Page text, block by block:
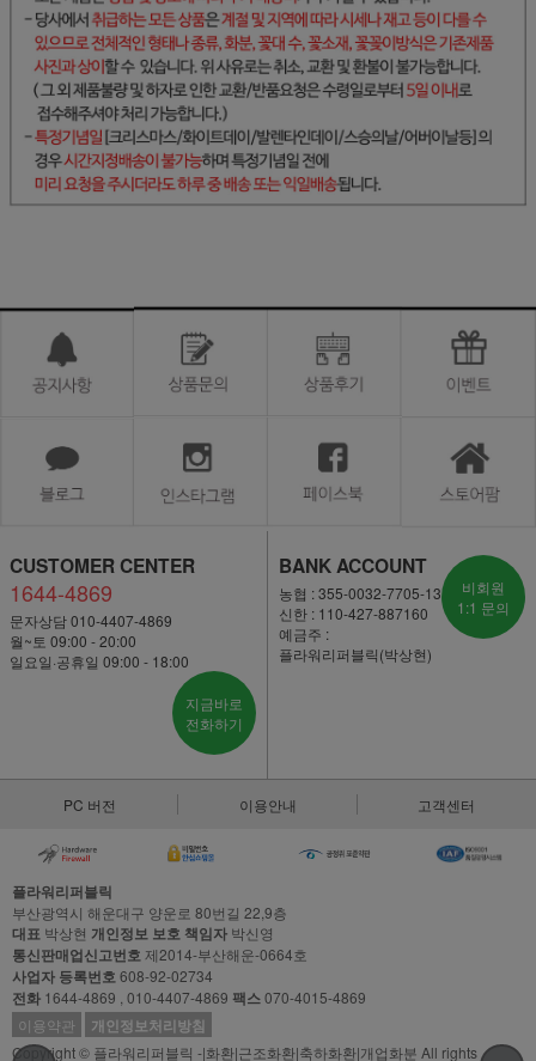
CUSTOMER CENTER
1644-4869
문자상담 010-4407-4869
월~토 09:00 - 20:00
일요일·공휴일 09:00 - 18:00
지금바로
전화하기
BANK ACCOUNT
농협 : 355-0032-7705-13
신한 : 110-427-887160
예금주 :
플라워리퍼블릭(박상현)
비회원
1:1 문의
PC 버전 이용안내 고객센터
플라워리퍼블릭
부산광역시 해운대구 양운로 80번길 22,9층
대표 박상현 개인정보 보호 책임자 박신영
통신판매업신고번호제2014-부산해운-0664호
사업자 등록번호608-92-02734
전화 1644-4869 , 010-4407-4869 팩스070-4015-4869
이용약관
개인정보처리방침
Copyright © 플라워리퍼블릭 -|화환|근조화환|축하화환|개업화분 All rights